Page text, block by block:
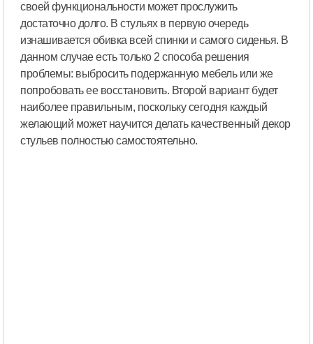
своей функциональности может прослужить
достаточно долго. В стульях в первую очередь
изнашивается обивка всей спинки и самого сиденья. В
данном случае есть только 2 способа решения
проблемы: выбросить подержанную мебель или же
попробовать ее восстановить. Второй вариант будет
наиболее правильным, поскольку сегодня каждый
желающий может научится делать качественный декор
стульев полностью самостоятельно.